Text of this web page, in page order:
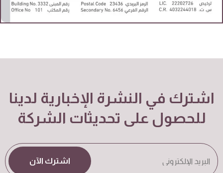
اشترك في النشرة الإخبارية لدينا
للحصول على تحديثات الشركة
اشترك الآن